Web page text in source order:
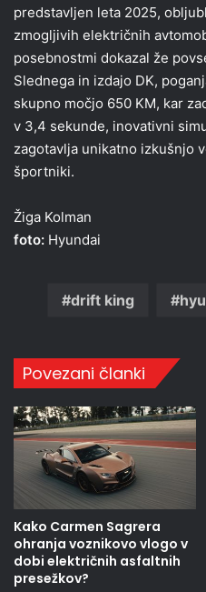
predstavljen leta 2025,
zmogljivih električnih
posebnostmi dokazal že
Slednega in izdajo DK,
skupno močjo 650 KM, kar
v 3,4 sekunde, inovativni
zagotavlja unikatno izkušnjo
športniki.
Žiga Kolman
foto: Hyundai
drift king
Povezani članki
Kako Carmen Sagrera
ohranja voznikovo vlogo v
dobi električnih asfaltnih
presežkov?